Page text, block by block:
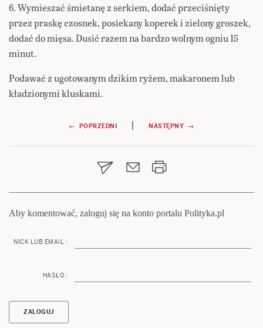
6. Wymieszać śmietanę z serkiem, dodać przeciśnięty
przez praskę czosnek, posiekany koperek i zielony groszek,
dodać do mięsa. Dusić razem na bardzo wolnym ogniu 15
minut.
Podawać z ugotowanym dzikim ryżem, makaronem lub
kładzionymi kluskami.
Nawigacja
wpisu
← POPRZEDNI | NASTĘPNY →
Aby komentować, zaloguj się na konto portalu Polityka.pl
NICK LUB EMAIL :
HASŁO :